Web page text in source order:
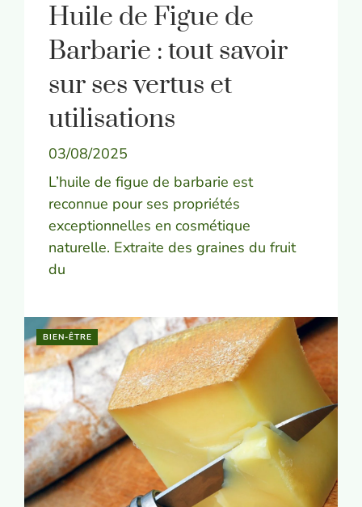
Huile de Figue de
Barbarie : tout savoir
sur ses vertus et
utilisations
03/08/2025
L’huile de figue de barbarie est
reconnue pour ses propriétés
exceptionnelles en cosmétique
naturelle. Extraite des graines du fruit
du
BIEN-ÊTRE